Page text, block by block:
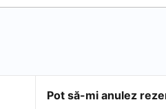
Pot să-mi anulez